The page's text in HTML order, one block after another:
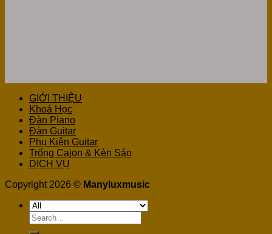
GIỚI THIỆU
Khoá Học
Đàn Piano
Đàn Guitar
Phụ Kiện Guitar
Trống Cajon & Kèn Sáo
DỊCH VỤ
Copyright 2026 © Manyluxmusic
Search
for: